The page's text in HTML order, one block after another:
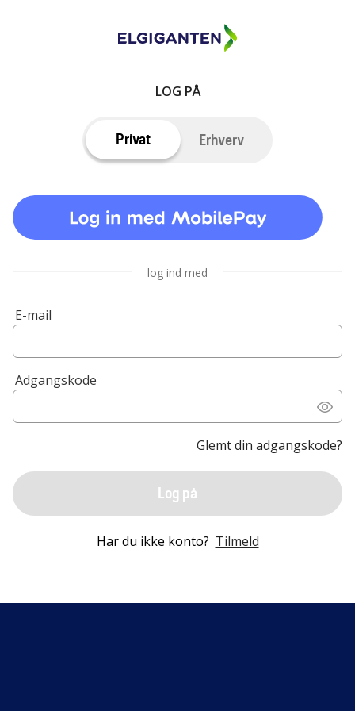
LOG PÅ
Privat Erhverv
log ind med
E-mail
Adgangskode
Glemt din adgangskode?
Log på
Har du ikke konto? Tilmeld